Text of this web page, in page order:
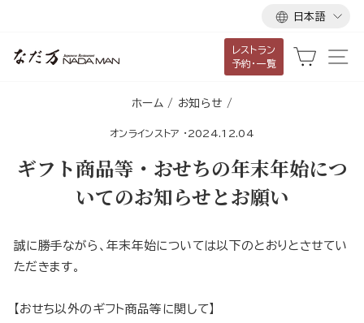
言
語
日本語
レストラン
予約・一覧
カート
ホーム / お知らせ /
オンラインストア · 2024.12.04
ギフト商品等・おせちの年末年始につ
いてのお知らせとお願い
誠に勝手ながら、年末年始については以下のとおりとさせてい
ただきます。
【おせち以外のギフト商品等に関して】